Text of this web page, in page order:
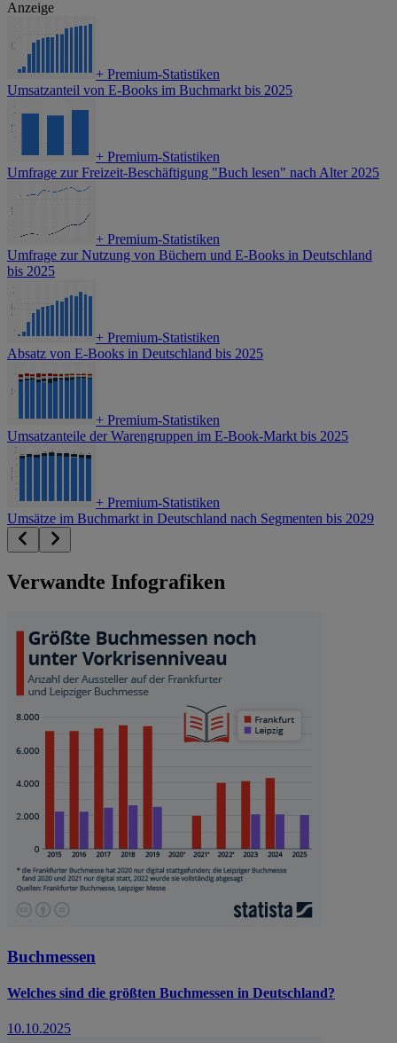
Anzeige
+ Premium-Statistiken
Umsatzanteil von E-Books im Buchmarkt bis 2025
+ Premium-Statistiken
Umfrage zur Freizeit-Beschäftigung "Buch lesen" nach Alter 2025
+ Premium-Statistiken
Umfrage zur Nutzung von Büchern und E-Books in Deutschland
bis 2025
+ Premium-Statistiken
Absatz von E-Books in Deutschland bis 2025
+ Premium-Statistiken
Umsatzanteile der Warengruppen im E-Book-Markt bis 2025
+ Premium-Statistiken
Umsätze im Buchmarkt in Deutschland nach Segmenten bis 2029
Verwandte Infografiken
Buchmessen
Welches sind die größten Buchmessen in Deutschland?
10.10.2025